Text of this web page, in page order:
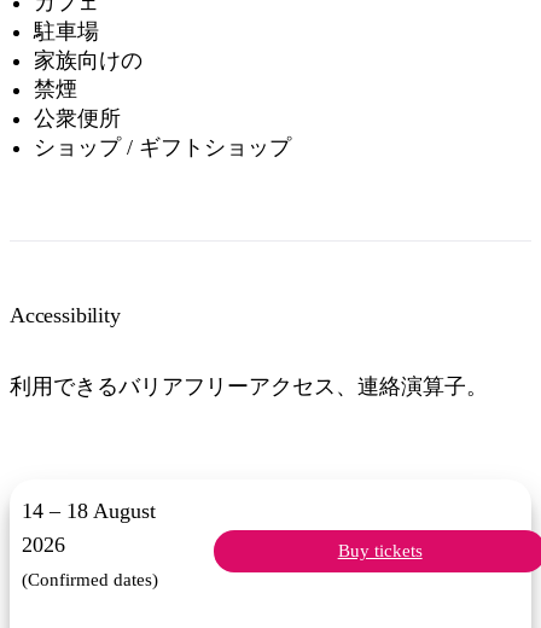
駐車場
家族向けの
禁煙
公衆便所
ショップ / ギフトショップ
Accessibility
利用できるバリアフリーアクセス、連絡演算子。
14 – 18 August
2026
(Confirmed dates)
Buy tickets